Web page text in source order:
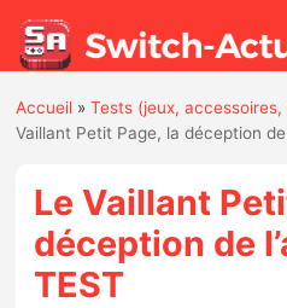
Actualités
Jeux
Accueil »Tests (jeux, accessoires,
Vaillant Petit Page, la déception de
Le Vaillant
déception de
TEST